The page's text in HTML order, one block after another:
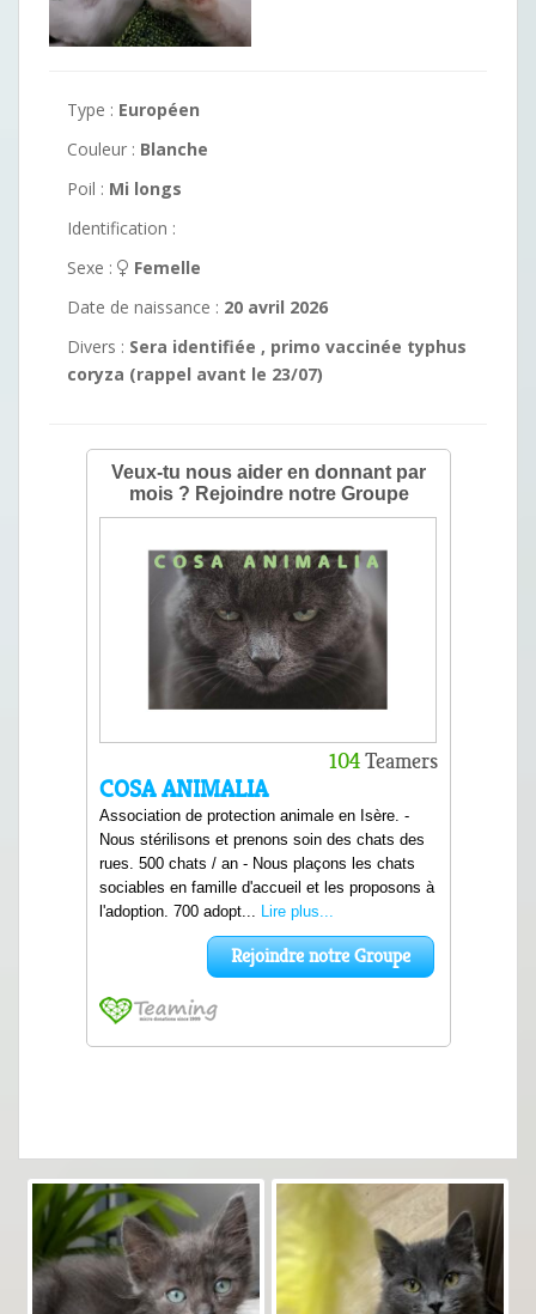
Type : Européen
Couleur : Blanche
Poil : Mi longs
Identification :
Sexe :
Femelle
Date de naissance : 20 avril 2026
Divers : Sera identifiée , primo vaccinée typhus
coryza (rappel avant le 23/07)